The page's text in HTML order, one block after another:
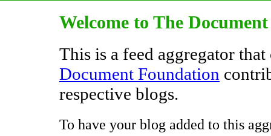
Welcome to The
This is a feed aggregator
Document Foundation
respective blogs.
To have your blog added to this